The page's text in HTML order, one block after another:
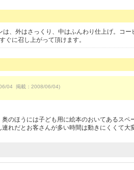
、外はさっくり、中はふんわり仕上げ。コー
ぐに召し上がって頂けます。
04 掲載：2008/06/04)
のほうには子ども用に絵本のおいてあるスペ
れだとお客さんが多い時間は動きにくくて大